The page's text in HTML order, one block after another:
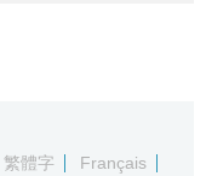
繁體字
Français